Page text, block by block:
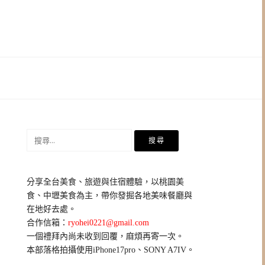
鍵
字:
分享全台美食、旅遊與住宿體驗，以桃園美
食、中壢美食為主，帶你發掘各地美味餐廳與
在地好去處。
合作信箱：ryohei0221@gmail.com
一個禮拜內尚未收到回覆，麻煩再寄一次。
本部落格拍攝使用iPhone17pro、SONY A7IV。